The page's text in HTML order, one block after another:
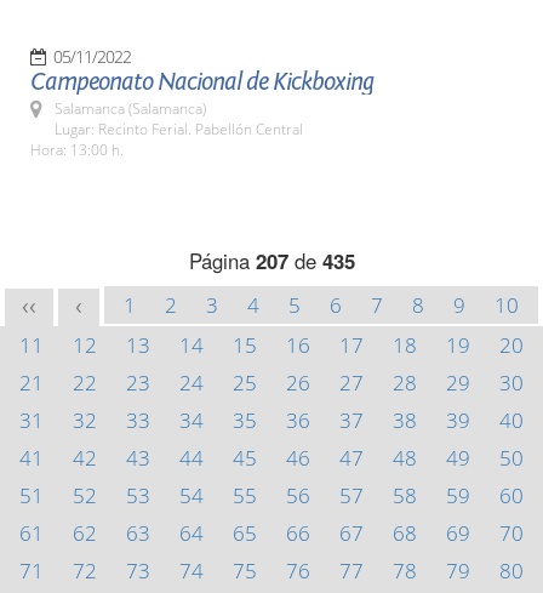
05/11/2022
Campeonato Nacional de Kickboxing
Salamanca (Salamanca)
Lugar: Recinto Ferial. Pabellón Central
Hora: 13:00 h.
Página 207de 435
<< < 1 2 3 4 5 6 7 8 9
10
11
12 13 14 15 16 17 18 19
20
21
22 23 24 25 26 27 28 29
30
31
32 33 34 35 36 37 38 39
40
41
42 43 44 45 46 47 48 49
50
51
52 53 54 55 56 57 58 59
60
61
62 63 64 65 66 67 68 69
70
71
72 73 74 75 76 77 78 79
80